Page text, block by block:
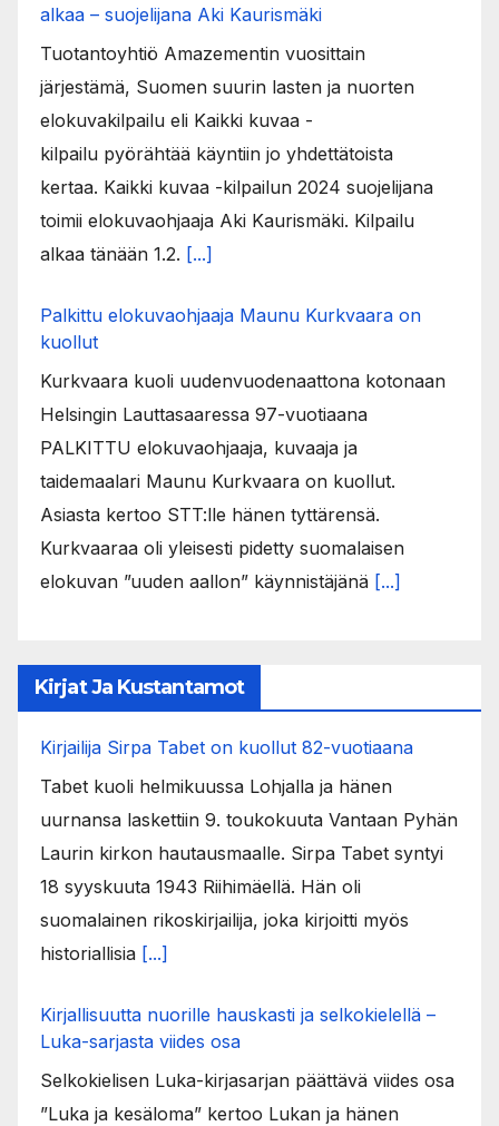
alkaa – suojelijana Aki Kaurismäki
Tuotantoyhtiö Amazementin vuosittain
järjestämä, Suomen suurin lasten ja nuorten
elokuvakilpailu eli Kaikki kuvaa -
kilpailu pyörähtää käyntiin jo yhdettätoista
kertaa. Kaikki kuvaa -kilpailun 2024 suojelijana
toimii elokuvaohjaaja Aki Kaurismäki. Kilpailu
alkaa tänään 1.2. [...]
Palkittu elokuvaohjaaja Maunu Kurkvaara on
kuollut
Kurkvaara kuoli uudenvuodenaattona kotonaan
Helsingin Lauttasaaressa 97-vuotiaana
PALKITTU elokuvaohjaaja, kuvaaja ja
taidemaalari Maunu Kurkvaara on kuollut.
Asiasta kertoo STT:lle hänen tyttärensä.
Kurkvaaraa oli yleisesti pidetty suomalaisen
elokuvan ”uuden aallon” käynnistäjänä [...]
Kirjat Ja Kustantamot
Kirjailija Sirpa Tabet on kuollut 82-vuotiaana
Tabet kuoli helmikuussa Lohjalla ja hänen
uurnansa laskettiin 9. toukokuuta Vantaan Pyhän
Laurin kirkon hautausmaalle. Sirpa Tabet syntyi
18 syyskuuta 1943 Riihimäellä. Hän oli
suomalainen rikoskirjailija, joka kirjoitti myös
historiallisia [...]
Kirjallisuutta nuorille hauskasti ja selkokielellä –
Luka-sarjasta viides osa
Selkokielisen Luka-kirjasarjan päättävä viides osa
”Luka ja kesäloma” kertoo Lukan ja hänen